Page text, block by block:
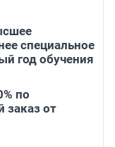
специальное
год обучения
по
заказ от